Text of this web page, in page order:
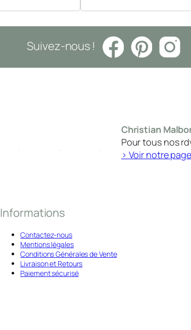
Suivez-nous !
Christian
Pour tous nos
> Voir notre
Informations
Contactez-nous
Mentions légales
Conditions Générales de Vente
Livraison et Retours
Paiement sécurisé